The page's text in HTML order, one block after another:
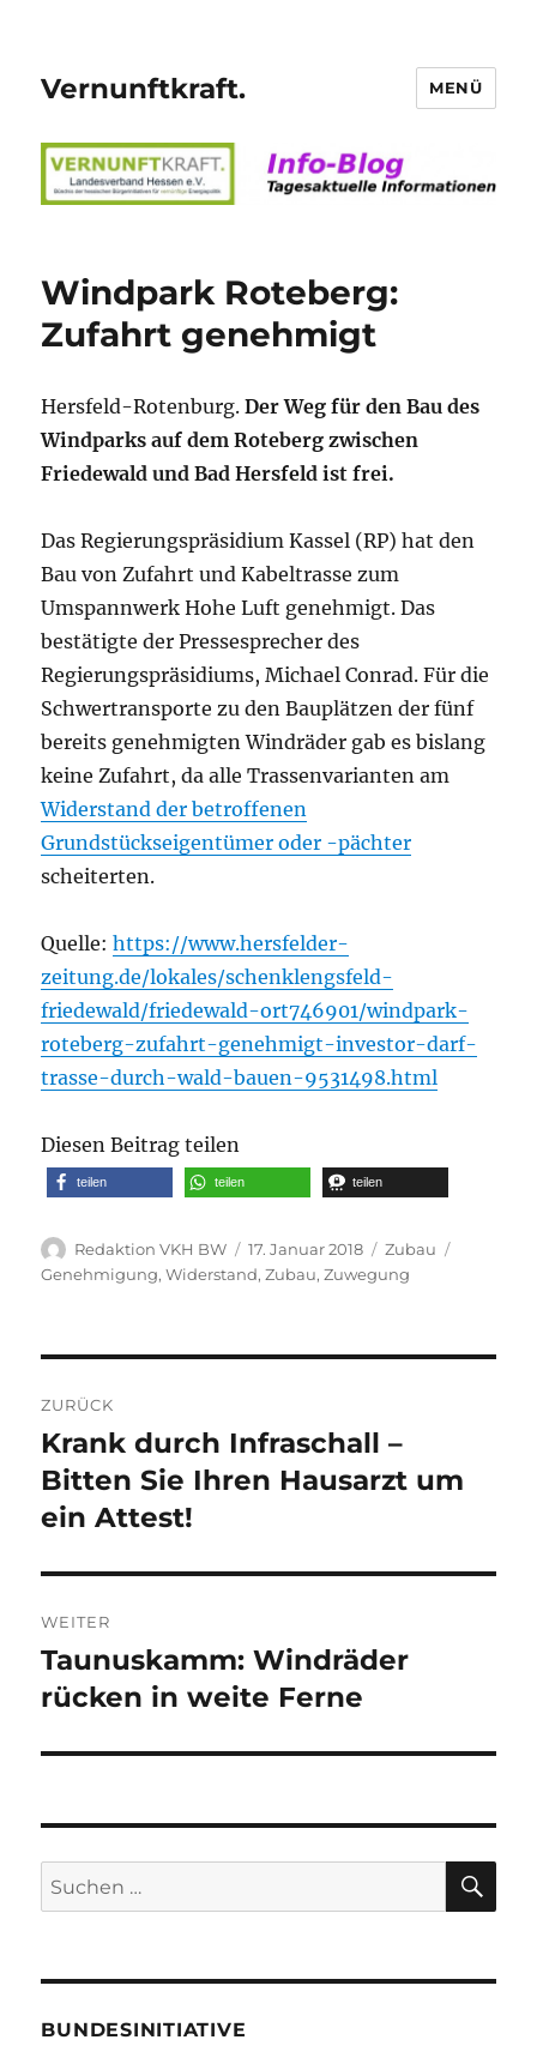
Vernunftkraft. MENÜ
Windpark Roteberg:
Zufahrt genehmigt
Hersfeld-Rotenburg.Der Weg für den Bau des
Windparks auf dem Roteberg zwischen
Friedewald und Bad Hersfeld ist frei.
Das Regierungspräsidium Kassel (RP) hat den
Bau von Zufahrt und Kabeltrasse zum
Umspannwerk Hohe Luft genehmigt. Das
bestätigte der Pressesprecher des
Regierungspräsidiums, Michael Conrad. Für die
Schwertransporte zu den Bauplätzen der fünf
bereits genehmigten Windräder gab es bislang
keine Zufahrt, da alle Trassenvarianten am
Widerstand der betroffenen
Grundstückseigentümer oder -pächter
scheiterten.
Quelle:https://www.hersfelder-
zeitung.de/lokales/schenklengsfeld-
friedewald/friedewald-ort746901/windpark-
roteberg-zufahrt-genehmigt-investor-darf-
trasse-durch-wald-bauen-9531498.html
Diesen Beitrag teilen
teilen teilen teilen
Autor
Redaktion VKH BW
Veröffentlicht
am
17. Januar 2018 Kategorien
Zubau
Genehmigung,Widerstand,Zubau,Zuwegung
ZURÜCK
Vorheriger
Beitrag:
Krank durch Infraschall –
Bitten Sie Ihren Hausarzt um
ein Attest!
WEITER
Nächster
Beitrag:
Taunuskamm: Windräder
rücken in weite Ferne
Suche
nach:
BUNDESINITIATIVE